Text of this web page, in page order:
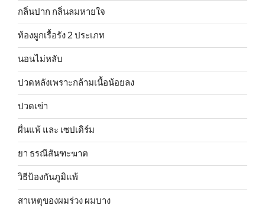
กลิ่นปาก กลิ่นลมหายใจ
ท้องผูกเรื้อรัง 2 ประเภท
นอนไม่หลับ
ปวดหลังเพราะกล้ามเนื้อน้อยลง
ปวดเข่า
ผื่นแพ้ และ เซปเดิร์ม
ยา ธรณีสันฑะฆาต
วิธีป้องกันภูมิแพ้
สาเหตุของผมร่วง ผมบาง